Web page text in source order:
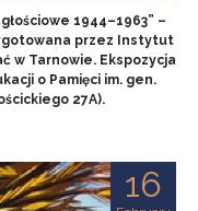
1944–1963” –
przez Instytut
w Tarnowie. Ekspozycja
o Pamięci im. gen.
27A).
16